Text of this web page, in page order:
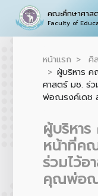
คณะศึกษาศาส
Faculty of
หน้าแรก
ศิ
ผู้บริหาร ค
ศาสตร์ มช. ร่
พ่อณรงค์เดช
ผู้บริหาร
หน้าที่ค
ร่วมไว้อ
คุณพ่อณ